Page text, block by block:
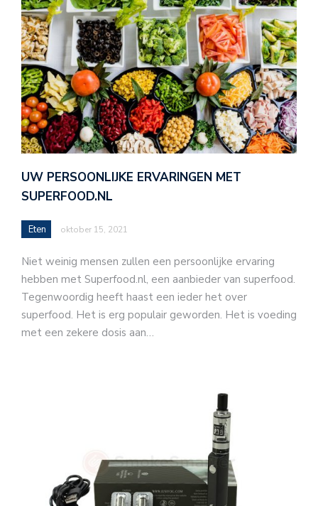
UW PERSOONLIJKE ERVARINGEN MET
SUPERFOOD.NL
Eten oktober 15, 2021
Niet weinig mensen zullen een persoonlijke ervaring
hebben met Superfood.nl, een aanbieder van superfood.
Tegenwoordig heeft haast een ieder het over
superfood. Het is erg populair geworden. Het is voeding
met een zekere dosis aan…